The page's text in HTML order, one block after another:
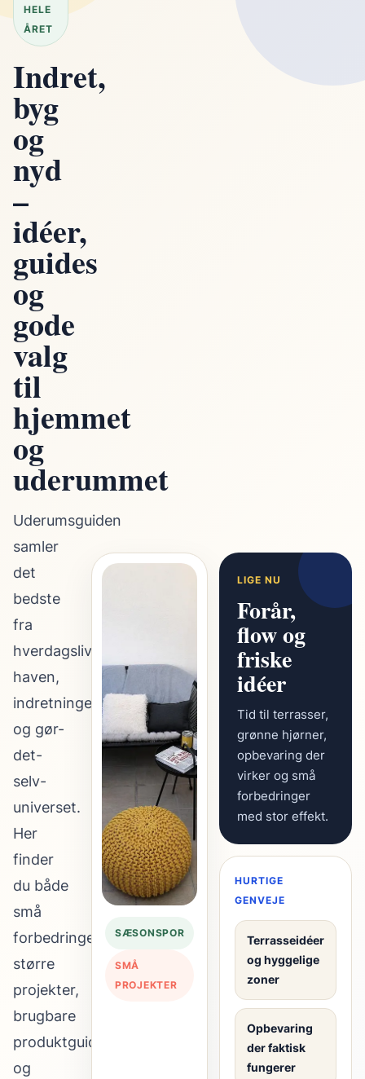
HELE
ÅRET
Indret,
byg
og
nyd
–
idéer,
guides
og
gode
valg
til
hjemmet
og
uderummet
Uderumsguiden
samler
det
bedste
fra
hverdagslivet,
haven,
indretningen
og gør-
det-
selv-
universet.
Her
finder
du både
små
forbedringer,
større
projekter,
brugbare
produktguides
og
SÆSONSPOR
SMÅ
PROJEKTER
LIGE NU
Forår,
flow og
friske
idéer
Tid til terrasser,
grønne hjørner,
opbevaring der
virker og små
forbedringer
med stor effekt.
HURTIGE
GENVEJE
Terrasseidéer
og hyggelige
zoner
Opbevaring
der faktisk
fungerer